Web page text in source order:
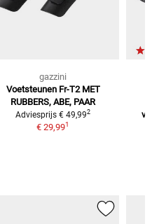
gazzini
Voetsteunen Fr-T2 MET
RUBBERS, ABE, PAAR
Adviesprijs € 49,992
€ 29,991